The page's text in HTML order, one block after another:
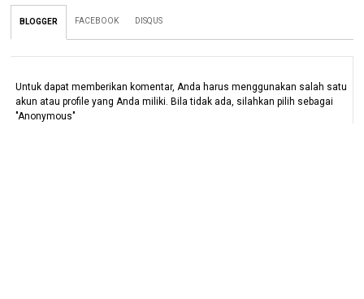
BLOGGER FACEBOOK DISQUS
Untuk dapat memberikan komentar, Anda harus menggunakan salah satu
akun atau profile yang Anda miliki. Bila tidak ada, silahkan pilih sebagai
"Anonymous"